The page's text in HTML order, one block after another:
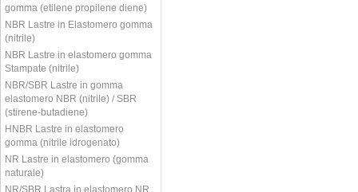
gomma (etilene propilene diene)
NBR Lastre in Elastomero gomma
(nitrile)
NBR Lastre in elastomero gomma
Stampate (nitrile)
NBR/SBR Lastre in gomma
elastomero NBR (nitrile) / SBR
(stirene-butadiene)
HNBR Lastre in elastomero
gomma (nitrile idrogenato)
NR Lastre in elastomero (gomma
naturale)
NR/SBR Lastra in elastomero NR